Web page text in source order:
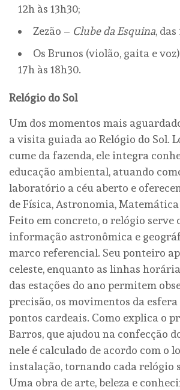
12h às 13h30;
Zezão – Clube da Esquina, das
Os Brunos (violão, gaita e
17h às 18h30.
Relógio do Sol
Um dos momentos mais
a visita guiada ao Relógio do Sol.
cume da fazenda, ele integra
educação ambiental, atuando
laboratório a céu aberto e
de Física, Astronomia, Matemática
Feito em concreto, o relógio serve
informação astronômica e
marco referencial. Seu ponteiro
celeste, enquanto as linhas
das estações do ano permitem
precisão, os movimentos da esfera
pontos cardeais. Como explica o
Barros, que ajudou na confecção
nele é calculado de acordo com o
instalação, tornando cada relógio
Uma obra de arte, beleza e